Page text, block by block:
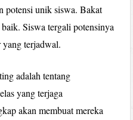
potensi unik siswa. Bakat
Siswa tergali potensinya
terjadwal.
adalah tentang
yang terjaga
akan membuat mereka